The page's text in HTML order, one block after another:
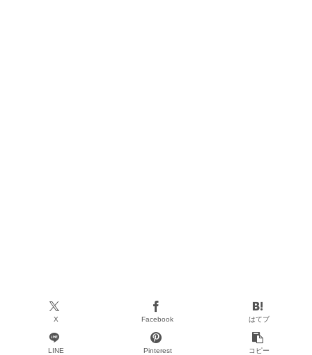
X Facebook はてブ
LINE Pinterest コピー